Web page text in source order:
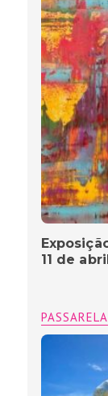
11 de
PASSARELA